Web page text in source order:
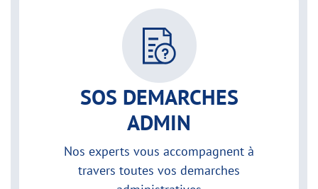
SOS DEMARCHES
ADMIN
Nos experts vous accompagnent à
travers toutes vos demarches